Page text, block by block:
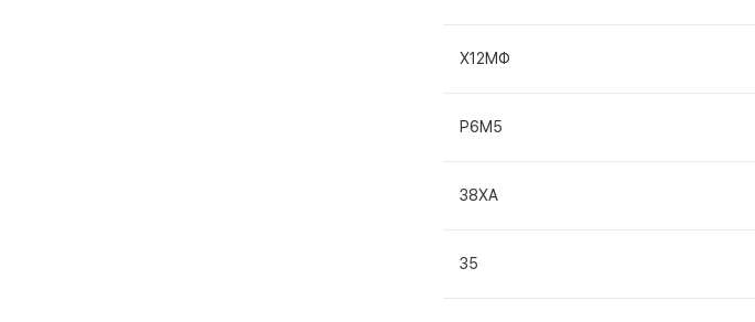
Х12МФ
Р6М5
38ХА
35